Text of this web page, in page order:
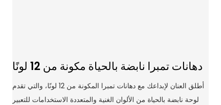
دهانات تمبرا نابضة بالحياة مكونة من 12 لونًا
أطلق العنان لإبداعك مع دهانات تمبرا المكونة من 12 لونًا، والتي تقدم
لوحة نابضة بالحياة من الألوان الغنية والمتعددة الاستخدامات للتعبير